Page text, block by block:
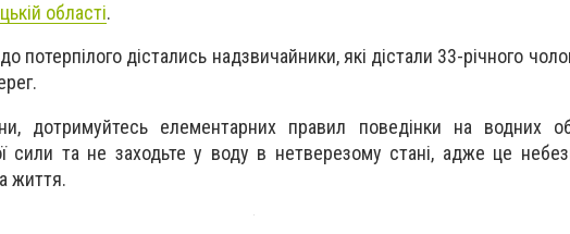
області.
потерпілого дістались надзвичайники, які дістали 33-річного
дотримуйтесь елементарних правил поведінки на водних
сили та не заходьте у воду в нетверезому стані, адже це
життя.